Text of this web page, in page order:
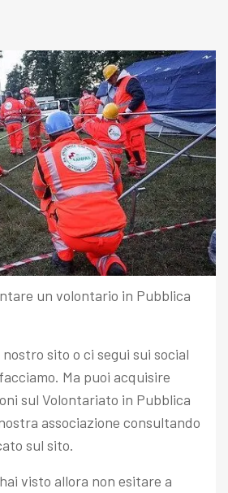
un volontario in Pubblica
sito o ci segui sui social
Ma puoi acquisire
sul Volontariato in Pubblica
associazione consultando
sul sito.
visto allora non esitare a